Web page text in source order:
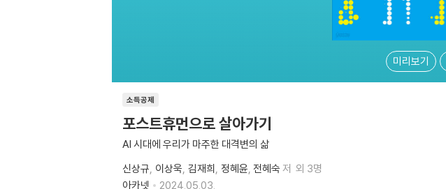
미리보기
소득공제
포스트휴먼으로 살아가기
AI 시대에 우리가 마주한 대격변의 삶
신상규 이상욱 김재희 정혜윤 전혜숙 저 외 3명
아카넷
2024.05.03.